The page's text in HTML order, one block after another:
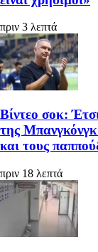
πριν 3 λεπτά
Βίντεο σοκ:
της Μπανγκόνγκ
και τους
πριν 18 λεπτά